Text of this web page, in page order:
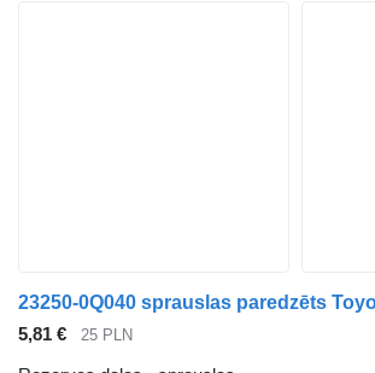
5,81 € 25 PLN